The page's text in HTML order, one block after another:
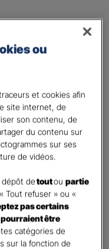
*
ou
et cookies afin
site internet, de
son contenu, de
du contenu sur
sur ses
de vidéos.
dépôt detoutoupartie
Tout refuser » ou «
pas certains
être
catégories de
sur la fonction de